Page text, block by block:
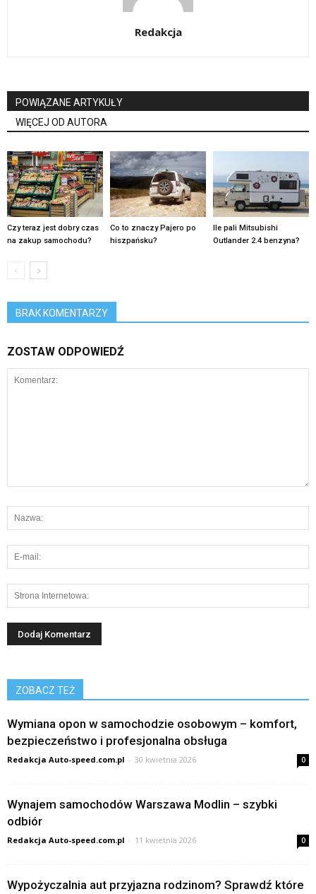
Redakcja
POWIĄZANE ARTYKUŁY
WIĘCEJ OD AUTORA
Czy teraz jest dobry czas
na zakup samochodu?
Co to znaczy Pajero po
hiszpańsku?
Ile pali Mitsubishi
Outlander 2.4 benzyna?
BRAK KOMENTARZY
ZOSTAW ODPOWIEDŹ
ZOBACZ TEŻ
Wymiana opon w samochodzie osobowym – komfort,
bezpieczeństwo i profesjonalna obsługa
Redakcja Auto-speed.com.pl - 30 kwietnia 2026 0
Wynajem samochodów Warszawa Modlin – szybki
odbiór
Redakcja Auto-speed.com.pl - 11 kwietnia 2026 0
Wypożyczalnia aut przyjazna rodzinom? Sprawdź które